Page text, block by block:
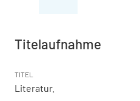
Titelaufnahme
TITEL
Literatur.